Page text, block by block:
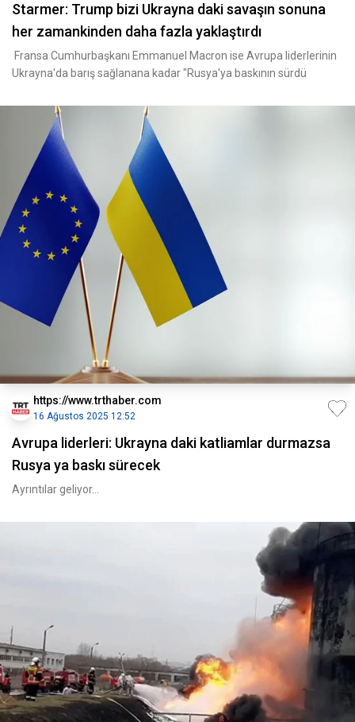
Starmer: Trump bizi Ukrayna daki savaşın sonuna
her zamankinden daha fazla yaklaştırdı
Fransa Cumhurbaşkanı Emmanuel Macron ise Avrupa liderlerinin
Ukrayna'da barış sağlanana kadar "Rusya'ya baskının sürdü
https://www.trthaber.com
16 Ağustos 2025 12:52
Avrupa liderleri: Ukrayna daki katliamlar durmazsa
Rusya ya baskı sürecek
Ayrıntılar geliyor...